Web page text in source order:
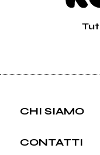
CHI SIAMO
CONTATTI